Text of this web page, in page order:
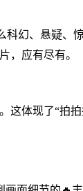
科幻、悬疑、
，应有尽有。
这体现了“拍